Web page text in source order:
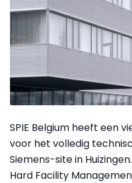
SPIE Belgium heeft een
voor het volledig
Siemens-site in
Hard Facility